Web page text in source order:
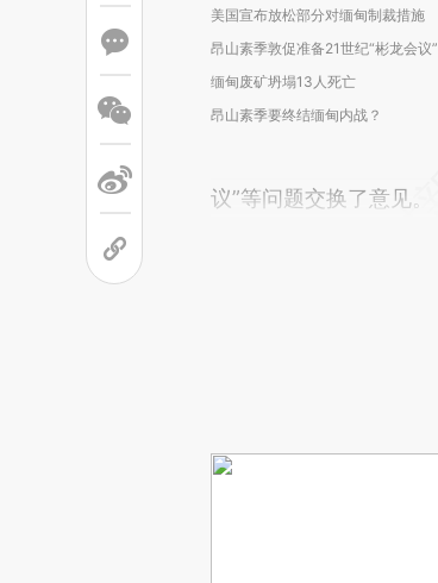
美国宣布放松部分对缅甸制裁措施
昂山素季敦促准备21世纪“彬龙会议”
缅甸废矿坍塌13人死亡
昂山素季要终结缅甸内战？
议”等问题交换了意见。